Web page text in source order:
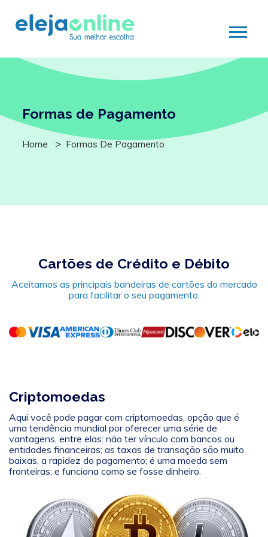
Formas de Pagamento
Home Formas De Pagamento
Cartões de Crédito e Débito
Aceitamos as principais bandeiras de cartões do mercado
para facilitar o seu pagamento.
Criptomoedas
Aqui você pode pagar com criptomoedas, opção que é
uma tendência mundial por oferecer uma série de
vantagens, entre elas: não ter vínculo com bancos ou
entidades financeiras; as taxas de transação são muito
baixas, a rapidez do pagamento; é uma moeda sem
fronteiras; e funciona como se fosse dinheiro.